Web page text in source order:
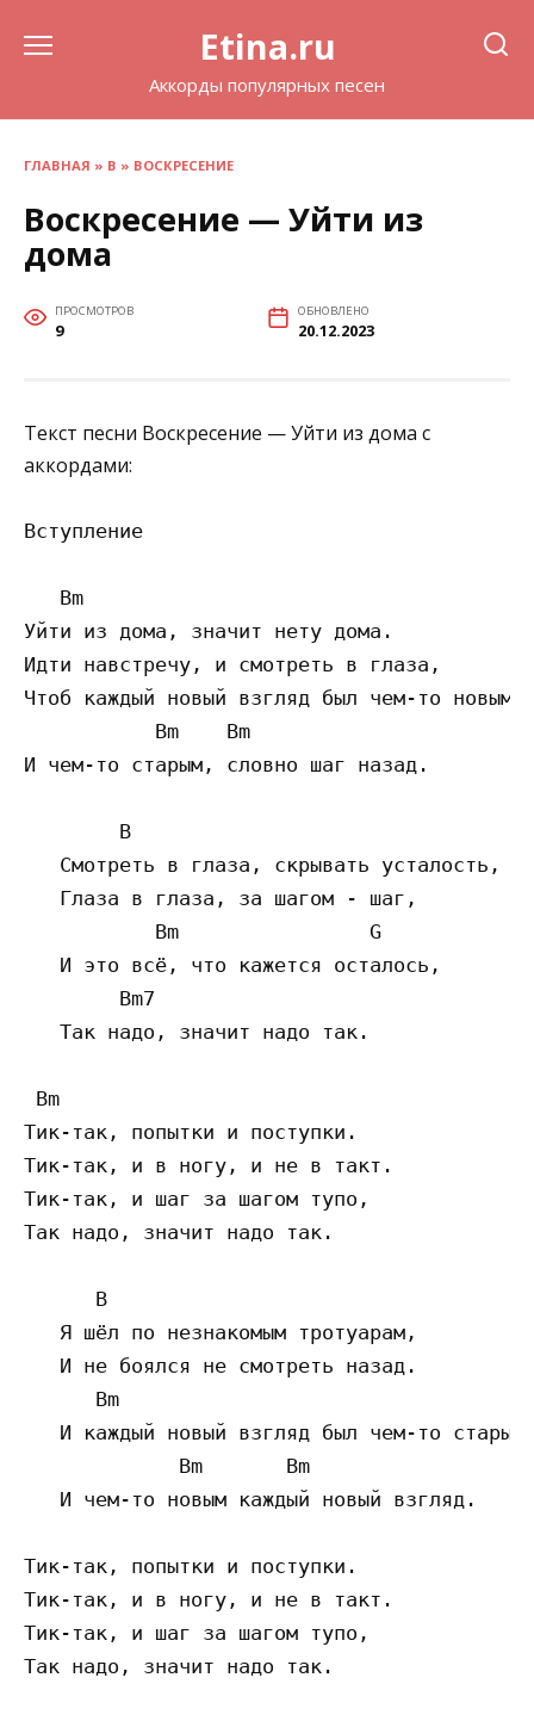
Etina.ru
Аккорды популярных песен
ГЛАВНАЯ » В » ВОСКРЕСЕНИЕ
Воскресение — Уйти из
дома
ПРОСМОТРОВ
9
ОБНОВЛЕНО
20.12.2023
Текст песни Воскресение — Уйти из дома с
аккордами:
Вступление
   Bm
Уйти из дома, значит нету дома.
Идти навстречу, и смотреть в глаза,
Чтоб каждый новый взгляд был чем-то новым,
           Bm    Bm
И чем-то старым, словно шаг назад.
        B
   Смотреть в глаза, скрывать усталость,
   Глаза в глаза, за шагом - шаг,
           Bm                G
   И это всё, что кажется осталось,
        Bm7
   Так надо, значит надо так.
Bm
Тик-так, попытки и поступки.
Тик-так, и в ногу, и не в такт.
Тик-так, и шаг за шагом тупо,
Так надо, значит надо так.
      B
   Я шёл по незнакомым тротуарам,
   И не боялся не смотреть назад.
      Bm
И каждый новый взгляд был чем-то
             Bm       Bm
   И чем-то новым каждый новый взгляд.
Тик-так, попытки и поступки.
Тик-так, и в ногу, и не в такт.
Тик-так, и шаг за шагом тупо,